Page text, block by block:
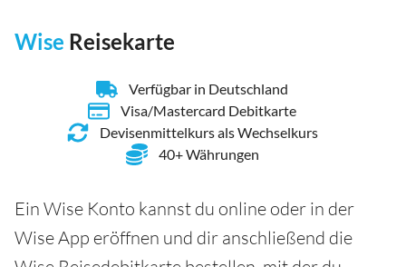
Wise Reisekarte
Verfügbar in Deutschland
Visa/Mastercard Debitkarte
Devisenmittelkurs als Wechselkurs
40+ Währungen
Ein Wise Konto kannst du online oder in der
Wise App eröffnen und dir anschließend die